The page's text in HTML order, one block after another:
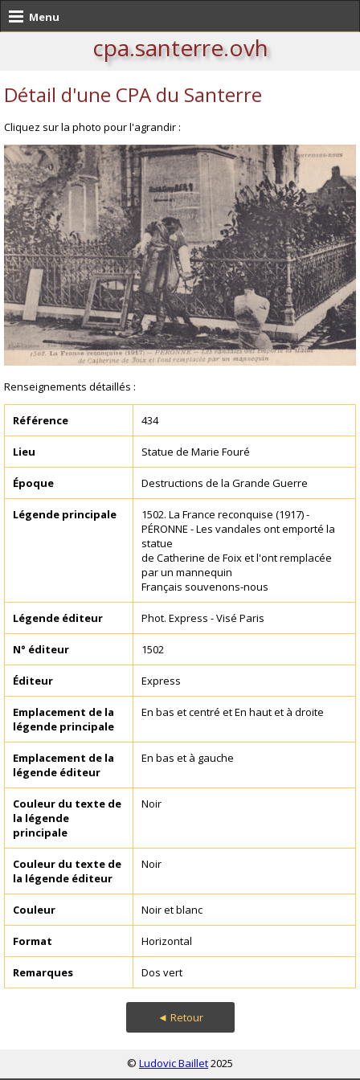
Menu
cpa.santerre.ovh
Détail d'une CPA du Santerre
Cliquez sur la photo pour l'agrandir :
Renseignements détaillés :
Référence 434
Lieu Statue de Marie Fouré
Époque Destructions de la Grande Guerre
Légende principale
1502. La France reconquise (1917) -
PÉRONNE - Les vandales ont emporté la
statue
de Catherine de Foix et l'ont remplacée
par un mannequin
Français souvenons-nous
Légende éditeur Phot. Express - Visé Paris
N° éditeur 1502
Éditeur Express
Emplacement de la
légende principale
En bas et centré et En haut et à droite
Emplacement de la
légende éditeur
En bas et à gauche
Couleur du texte de
la légende
principale
Noir
Couleur du texte de
la légende éditeur
Noir
Couleur Noir et blanc
Format Horizontal
Remarques Dos vert
◄ Retour
© Ludovic Baillet2025